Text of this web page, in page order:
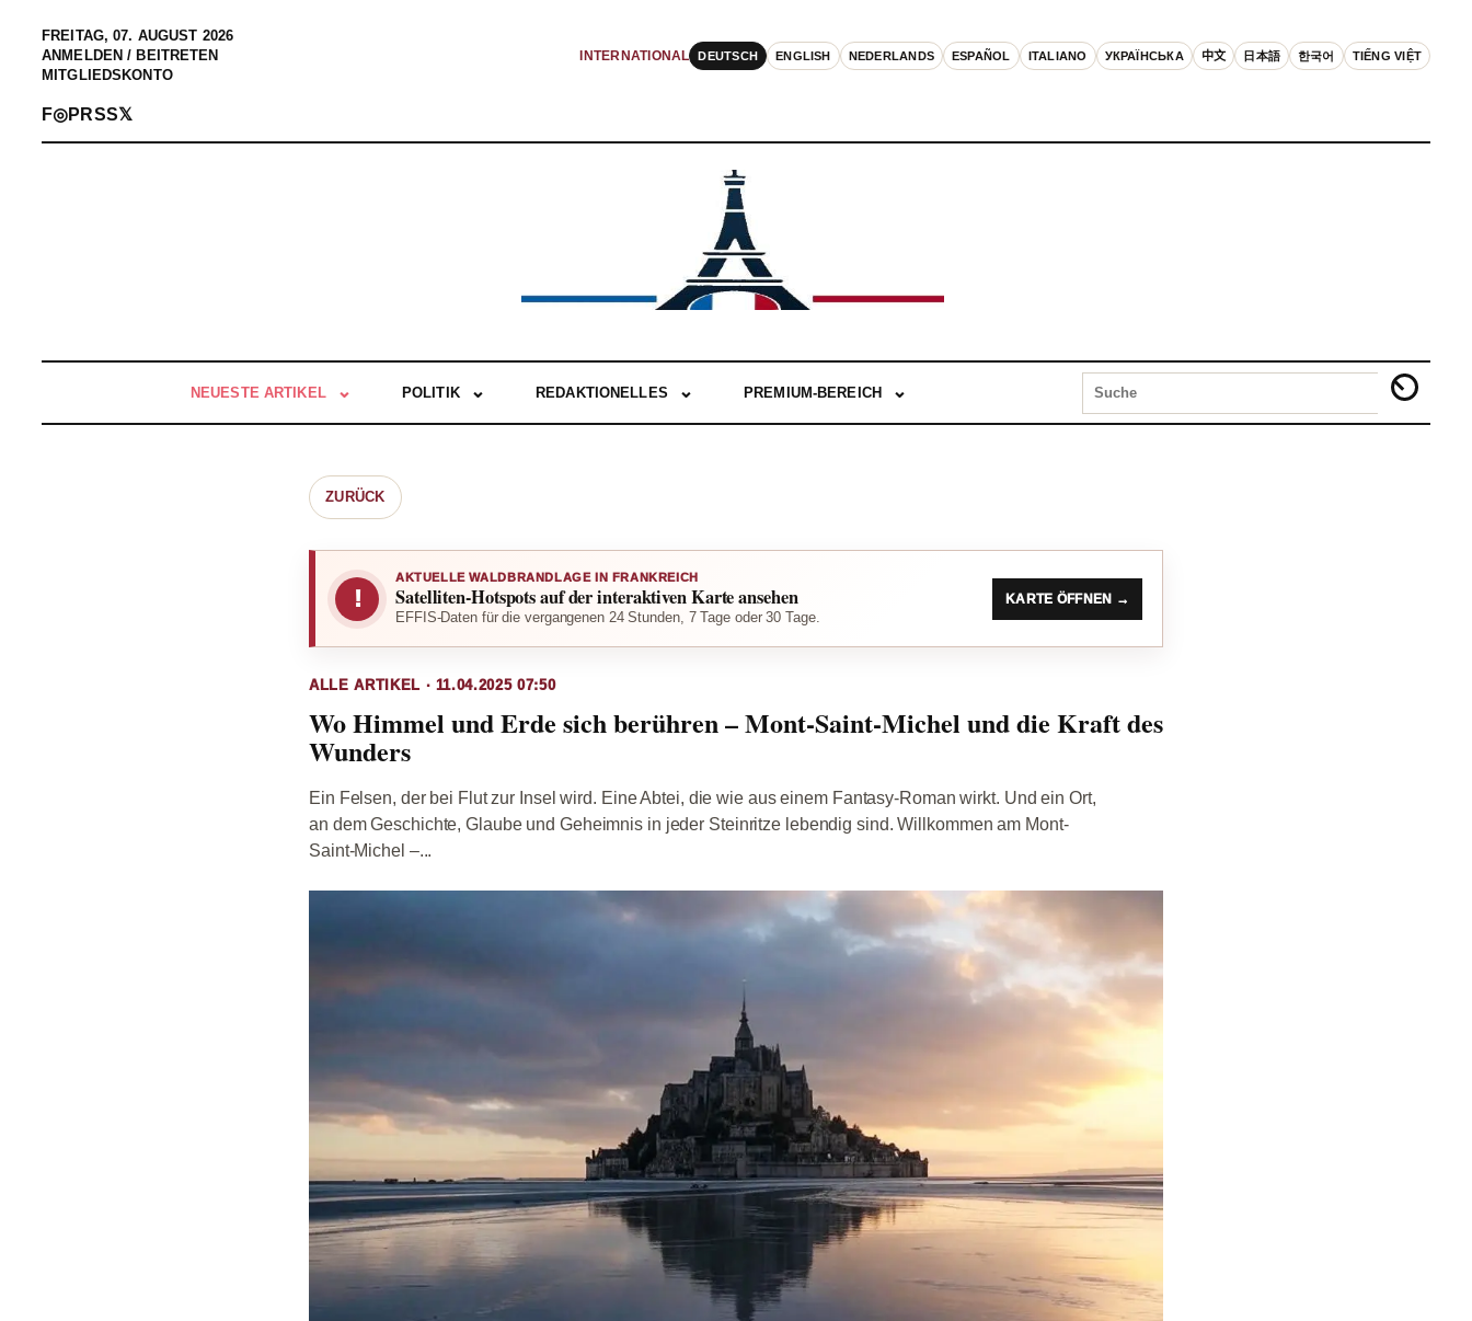
FREITAG, 07. AUGUST 2026
ANMELDEN / BEITRETEN
MITGLIEDSKONTO
INTERNATIONAL DEUTSCH ENGLISH NEDERLANDS ESPAÑOL ITALIANO УКРАЇНСЬКА 中文 日本語 한국어 TIẾNG VIỆT
F◎PRSS𝕏
NEUESTE ARTIKEL POLITIK REDAKTIONELLES PREMIUM-BEREICH
ZURÜCK
!
AKTUELLE WALDBRANDLAGE IN FRANKREICH
Satelliten-Hotspots auf der interaktiven Karte ansehen
EFFIS-Daten für die vergangenen 24 Stunden, 7 Tage oder 30 Tage.
KARTE ÖFFNEN →
ALLE ARTIKEL · 11.04.2025 07:50
Wo Himmel und Erde sich berühren – Mont-Saint-Michel und die Kraft des
Wunders
Ein Felsen, der bei Flut zur Insel wird. Eine Abtei, die wie aus einem Fantasy-Roman wirkt. Und ein Ort,
an dem Geschichte, Glaube und Geheimnis in jeder Steinritze lebendig sind. Willkommen am Mont-
Saint-Michel –...